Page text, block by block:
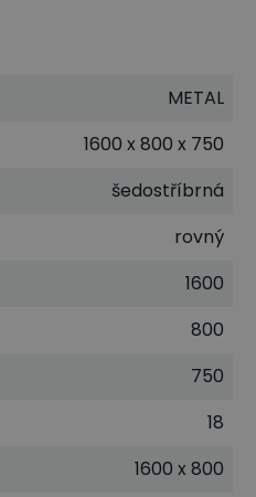
METAL
1600 x 800 x 750
šedostříbrná
rovný
1600
800
750
18
1600 x 800